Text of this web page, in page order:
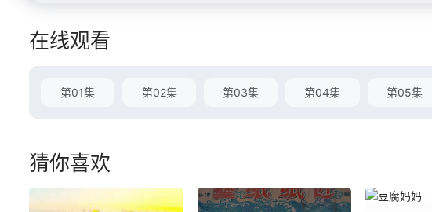
在线观看
第01集 第02集 第03集 第04集 第05集
猜你喜欢